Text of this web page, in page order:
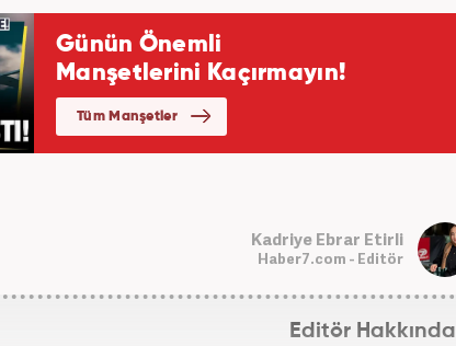
Kadriye Ebrar Etirli
Haber7.com - Editör
Editör Hakkında